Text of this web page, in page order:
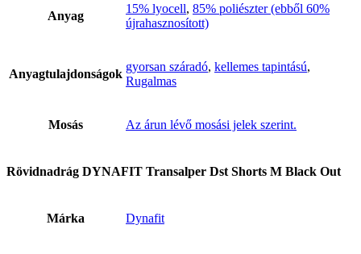
Anyag
15% lyocell, 85% poliészter (ebből 60%
újrahasznosított)
Anyagtulajdonságok
gyorsan száradó, kellemes tapintású,
Rugalmas
Mosás Az árun lévő mosási jelek szerint.
Rövidnadrág DYNAFIT Transalper Dst Shorts M Black Out
Márka Dynafit